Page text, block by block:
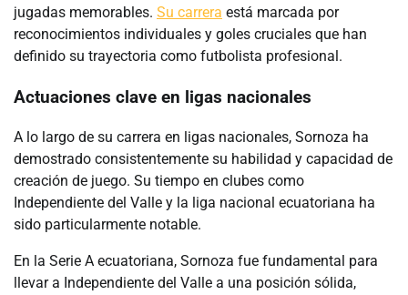
jugadas memorables. Su carrera está marcada por
reconocimientos individuales y goles cruciales que han
definido su trayectoria como futbolista profesional.
Actuaciones clave en ligas nacionales
A lo largo de su carrera en ligas nacionales, Sornoza ha
demostrado consistentemente su habilidad y capacidad de
creación de juego. Su tiempo en clubes como
Independiente del Valle y la liga nacional ecuatoriana ha
sido particularmente notable.
En la Serie A ecuatoriana, Sornoza fue fundamental para
llevar a Independiente del Valle a una posición sólida,